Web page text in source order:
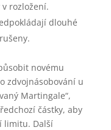
rozložení.
dlouhé
novému
zdvojnásobování u
Martingale“,
částky, aby
limitu. Další